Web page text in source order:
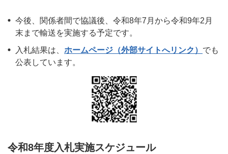
今後、関係者間で協議後、令和8年7月から令和9年2月
末まで輸送を実施する予定です。
入札結果は、 ホームページ（外部サイトへリンク） でも
公表しています。
令和8年度入札実施スケジュール